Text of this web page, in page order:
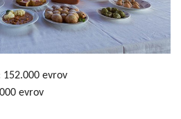
evrov
evrov